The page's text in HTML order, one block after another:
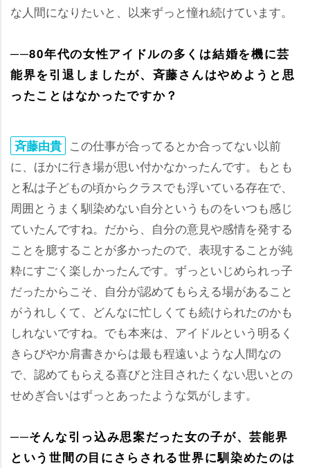
な人間になりたいと、以来ずっと憧れ続けています。
──80年代の女性アイドルの多くは結婚を機に芸
能界を引退しましたが、斉藤さんはやめようと思
ったことはなかったですか？
斉藤由貴 この仕事が合ってるとか合ってない以前
に、ほかに行き場が思い付かなかったんです。もとも
と私は子どもの頃からクラスでも浮いている存在で、
周囲とうまく馴染めない自分というものをいつも感じ
ていたんですね。だから、自分の意見や感情を発する
ことを臆することが多かったので、表現することが純
粋にすごく楽しかったんです。ずっといじめられっ子
だったからこそ、自分が認めてもらえる場があること
がうれしくて、どんなに忙しくても続けられたのかも
しれないですね。でも本来は、アイドルという明るく
きらびやか肩書きからは最も程遠いような人間なの
で、認めてもらえる喜びと注目されたくない思いとの
せめぎ合いはずっとあったような気がします。
──そんな引っ込み思案だった女の子が、芸能界
という世間の目にさらされる世界に馴染めたのは